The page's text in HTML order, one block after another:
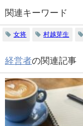
関連キーワード
女将 村越芽生
経営者の関連記事